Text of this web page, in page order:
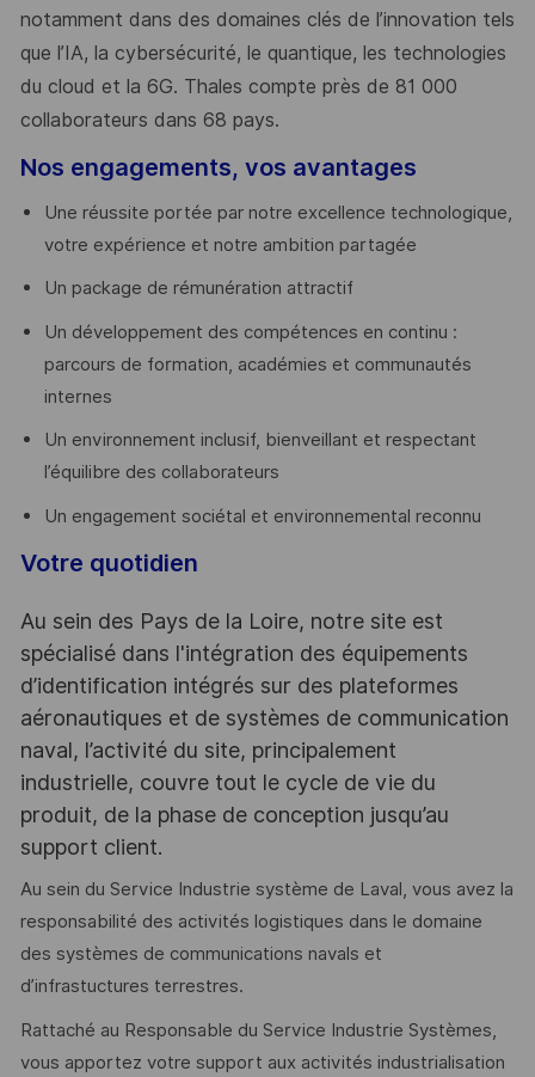
notamment dans des domaines clés de l’innovation tels
que l’IA, la cybersécurité, le quantique, les technologies
du cloud et la 6G. Thales compte près de 81 000
collaborateurs dans 68 pays.
Nos engagements, vos avantages
Une réussite portée par notre excellence technologique,
votre expérience et notre ambition partagée
Un package de rémunération attractif
Un développement des compétences en continu :
parcours de formation, académies et communautés
internes
Un environnement inclusif, bienveillant et respectant
l’équilibre des collaborateurs
Un engagement sociétal et environnemental reconnu
Votre quotidien
Au sein des Pays de la Loire, notre site est
spécialisé dans l'intégration des équipements
d’identification intégrés sur des plateformes
aéronautiques et de systèmes de communication
naval, l’activité du site, principalement
industrielle, couvre tout le cycle de vie du
produit, de la phase de conception jusqu’au
support client.
Au sein du Service Industrie système de Laval, vous avez la
responsabilité des activités logistiques dans le domaine
des systèmes de communications navals et
d’infrastuctures terrestres.
Rattaché au Responsable du Service Industrie Systèmes,
vous apportez votre support aux activités industrialisation